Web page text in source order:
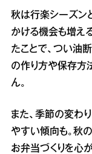
秋は行楽シーズン
かける機会も増え
たことで、つい油
の作り方や保存方
ん。
また、季節の変わ
やすい傾向も。秋
お弁当づくりを心が